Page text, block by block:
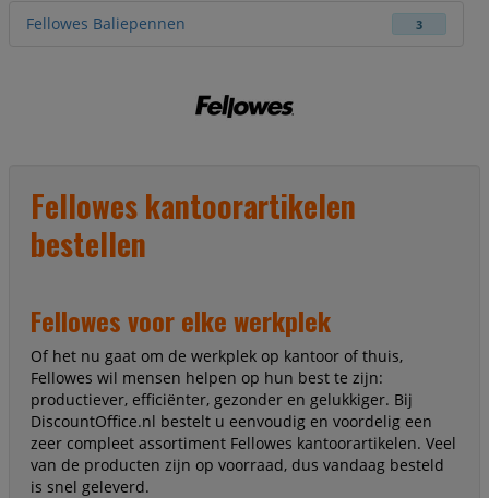
Fellowes Baliepennen 3
Fellowes kantoorartikelen
bestellen
Fellowes voor elke werkplek
Of het nu gaat om de werkplek op kantoor of thuis,
Fellowes wil mensen helpen op hun best te zijn:
productiever, efficiënter, gezonder en gelukkiger. Bij
DiscountOffice.nl bestelt u eenvoudig en voordelig een
zeer compleet assortiment Fellowes kantoorartikelen. Veel
van de producten zijn op voorraad, dus vandaag besteld
is snel geleverd.